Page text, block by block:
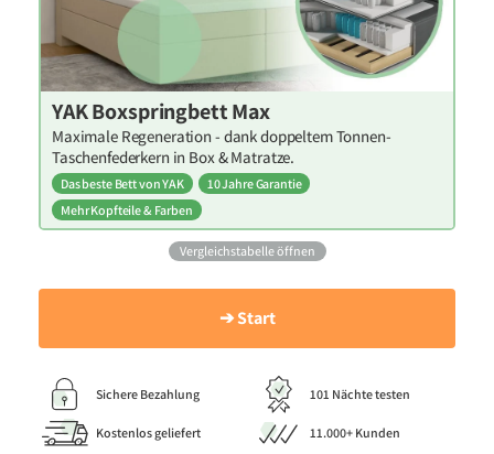
YAK Boxspringbett Max
Maximale Regeneration - dank doppeltem Tonnen-
Taschenfederkern in Box & Matratze.
Das beste Bett von YAK
10 Jahre Garantie
Mehr Kopfteile & Farben
Vergleichstabelle öffnen
➔ Start
Sichere Bezahlung 101 Nächte testen
Kostenlos geliefert 11.000+ Kunden